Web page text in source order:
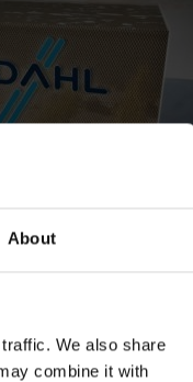
About
We also share
combine it with